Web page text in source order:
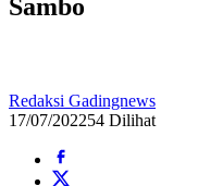
Sambo
Redaksi Gadingnews
17/07/202254 Dilihat